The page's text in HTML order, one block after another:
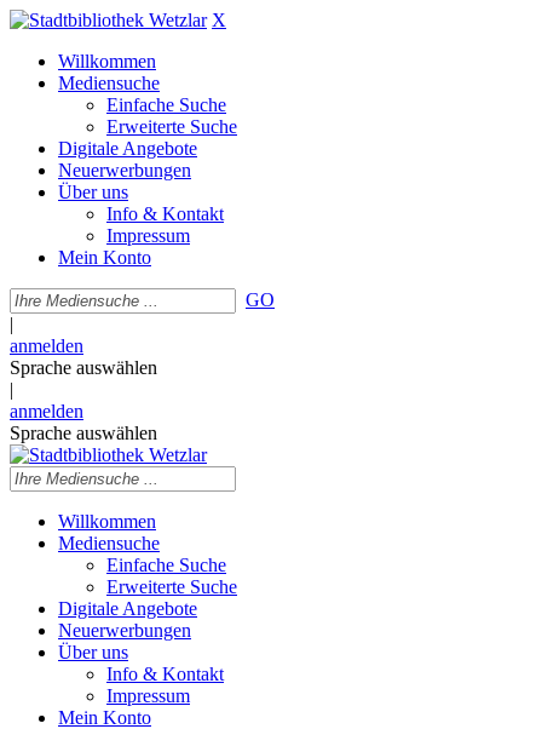
X
Willkommen
Mediensuche
Einfache Suche
Erweiterte Suche
Digitale Angebote
Neuerwerbungen
Über uns
Info & Kontakt
Impressum
Mein Konto
GO
|
anmelden
Sprache auswählen
|
anmelden
Sprache auswählen
Willkommen
Mediensuche
Einfache Suche
Erweiterte Suche
Digitale Angebote
Neuerwerbungen
Über uns
Info & Kontakt
Impressum
Mein Konto